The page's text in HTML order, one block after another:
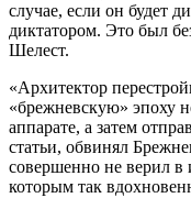
случае, если он будет
диктатором. Это был
Шелест.
«Архитектор
«брежневскую» эпоху
аппарате, а затем
статьи, обвинял
совершенно не верил
которым так